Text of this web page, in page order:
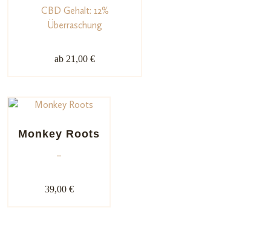
Bewerte
t mit
basiere
7
ewertu
CBD Gehalt: 12%
Überraschung
ab 21,00 €
Monkey Roots
–
39,00 €